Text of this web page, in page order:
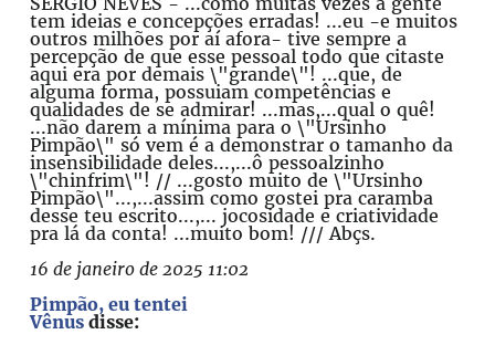
tem ideias e concepções erradas! ...eu -e muitos
outros milhões por aí afora- tive sempre a
percepção de que esse pessoal todo que citaste
aqui era por demais \"grande\"! ...que, de
alguma forma, possuiam competências e
qualidades de se admirar! ...mas,...qual o quê!
...não darem a mínima para o \"Ursinho
Pimpão\" só vem é a demonstrar o tamanho da
insensibilidade deles...,...ô pessoalzinho
\"chinfrim\"! // ...gosto muito de \"Ursinho
Pimpão\"...,...assim como gostei pra caramba
desse teu escrito...,... jocosidade e criatividade
pra lá da conta! ...muito bom! /// Abçs.
16 de janeiro de 2025 11:02
Pimpão, eu tentei
Vênus disse: